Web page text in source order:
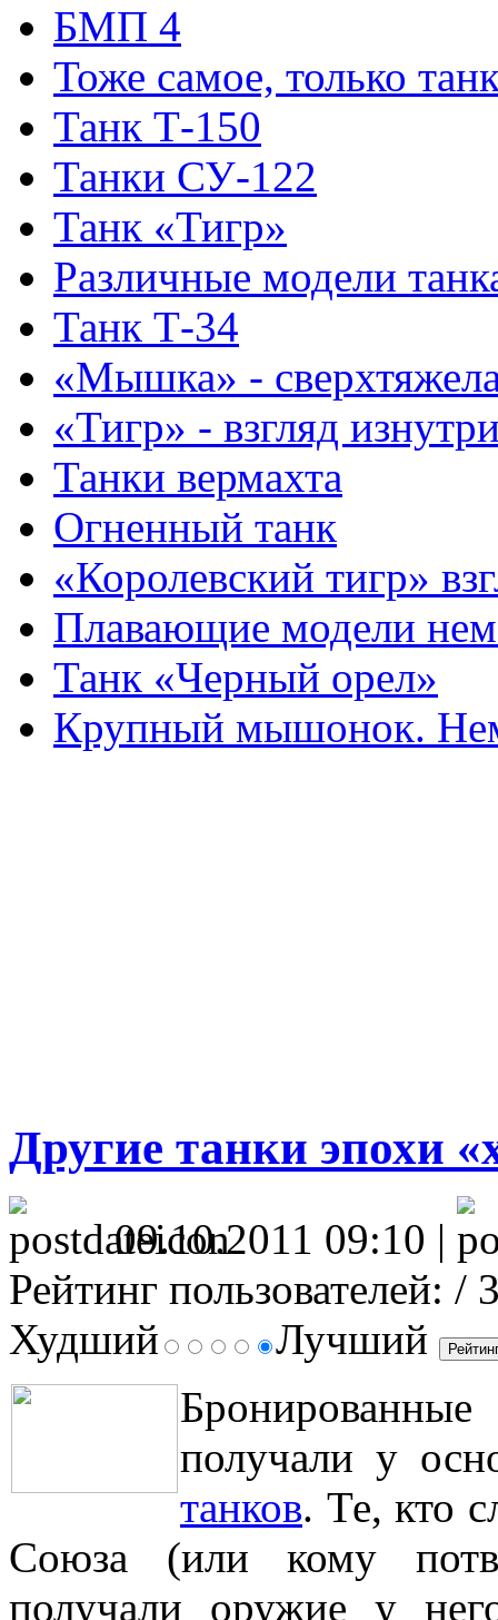
БМП 4
Тоже самое, только
Танк Т-150
Танки СУ-122
Танк «Тигр»
Различные модели
Танк Т-34
«Мышка» -
«Тигр» - взгляд
Танки вермахта
Огненный танк
«Королевский тигр»
Плавающие модели
Танк «Черный орел»
Крупный мышонок.
Другие танки эпохи
09.10.2011 09:10 |
Рейтинг пользователей: /
Худший
Лучший
получали у
танков. Те, кто
Союза (или кому
получали оружие у